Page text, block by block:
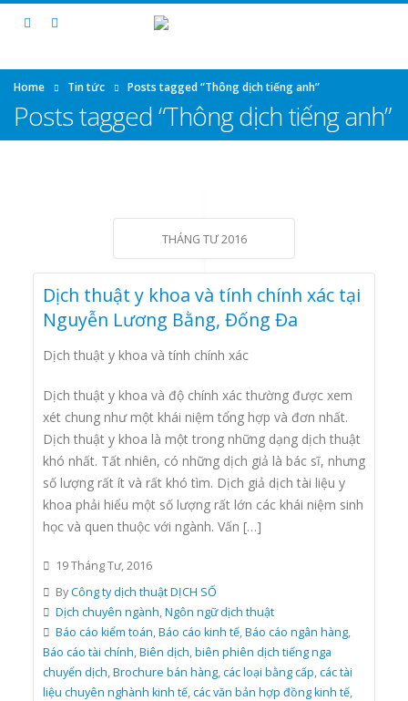
Home Tin tức Posts tagged “Thông dịch tiếng anh”
Posts tagged “Thông dịch tiếng anh”
THÁNG TƯ 2016
Dịch thuật y khoa và tính chính xác tại
Nguyễn Lương Bằng, Đống Đa
Dịch thuật y khoa và tính chính xác
Dịch thuật y khoa và độ chính xác thường được xem
xét chung như một khái niệm tổng hợp và đơn nhất.
Dịch thuật y khoa là một trong những dạng dịch thuật
khó nhất. Tất nhiên, có những dịch giả là bác sĩ, nhưng
số lượng rất ít và rất khó tìm. Dịch giả dịch tài liệu y
khoa phải hiểu một số lượng rất lớn các khái niệm sinh
học và quen thuộc với ngành. Vấn […]
19 Tháng Tư, 2016
ByCông ty dịch thuật DỊCH SỐ
Dịch chuyên ngành,Ngôn ngữ dịch thuật
Báo cáo kiểm toán,Báo cáo kinh tế,Báo cáo ngân hàng,
Báo cáo tài chính,Biên dịch,biên phiên dịch tiếng nga
chuyển dịch,Brochure bán hàng,các loại bằng cấp,các tài
liệu chuyên nghành kinh tế,các văn bản hợp đồng kinh tế,